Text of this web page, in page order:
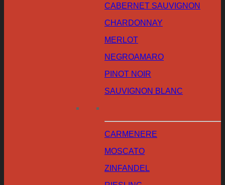
CABERNET SAUVIGNON
CHARDONNAY
MERLOT
NEGROAMARO
PINOT NOIR
SAUVIGNON BLANC
CARMENERE
MOSCATO
ZINFANDEL